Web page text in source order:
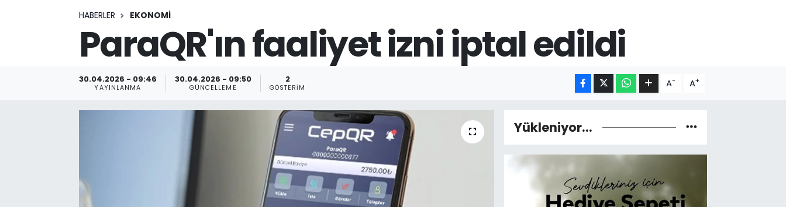
HABERLER EKONOMİ
ParaQR'ın faaliyet izni iptal edildi
30.04.2026 - 09:46
YAYINLANMA
30.04.2026 - 09:50
GÜNCELLEME
2
GÖSTERIM A- A+
Yükleniyor...